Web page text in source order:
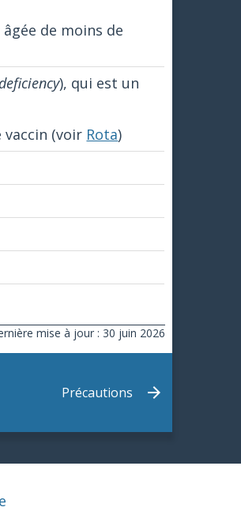
de moins de
), qui est un
(voir Rota)
mise à jour : 30 juin 2026
Précautions